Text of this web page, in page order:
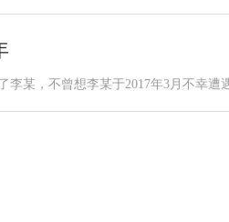
李某，不曾想李某于2017年3月不幸遭